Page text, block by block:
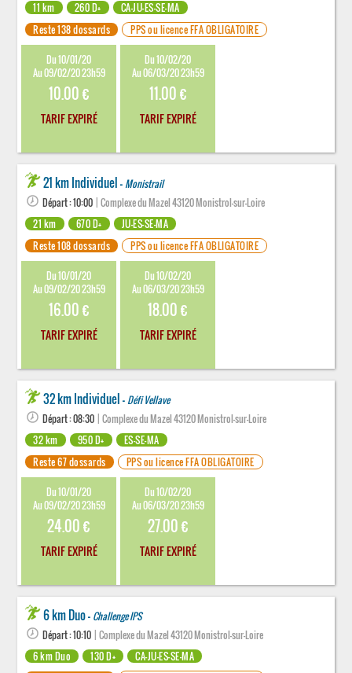
11 km
260 D+
CA-JU-ES-SE-MA
Reste 138 dossards
PPS ou licence FFA OBLIGATOIRE
Du 10/01/20
Au 09/02/20 23h59
10.00 €
TARIF EXPIRÉ
Du 10/02/20
Au 06/03/20 23h59
11.00 €
TARIF EXPIRÉ
21 km Individuel - Monistrail
Départ : 10:00 | Complexe du Mazel 43120 Monistrol-sur-Loire
21 km
670 D+
JU-ES-SE-MA
Reste 108 dossards
PPS ou licence FFA OBLIGATOIRE
Du 10/01/20
Au 09/02/20 23h59
16.00 €
TARIF EXPIRÉ
Du 10/02/20
Au 06/03/20 23h59
18.00 €
TARIF EXPIRÉ
32 km Individuel - Défi Vellave
Départ : 08:30 | Complexe du Mazel 43120 Monistrol-sur-Loire
32 km
950 D+
ES-SE-MA
Reste 67 dossards
PPS ou licence FFA OBLIGATOIRE
Du 10/01/20
Au 09/02/20 23h59
24.00 €
TARIF EXPIRÉ
Du 10/02/20
Au 06/03/20 23h59
27.00 €
TARIF EXPIRÉ
6 km Duo - Challenge IPS
Départ : 10:10 | Complexe du Mazel 43120 Monistrol-sur-Loire
6 km Duo
130 D+
CA-JU-ES-SE-MA